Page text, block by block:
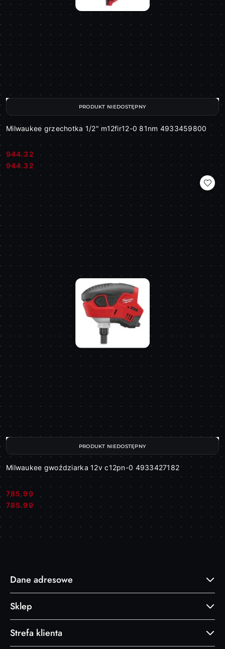
Milwaukee grzechotka 1/2" m12fir12-0 81nm 4933459800
Cena:
944.32
Cena:
944.32
PRODUKT NIEDOSTĘPNY
Milwaukee gwoździarka 12v c12pn-0 4933427182
Cena:
785.99
Cena:
785.99
PRODUKT NIEDOSTĘPNY
Dane adresowe
Sklep
Strefa klienta